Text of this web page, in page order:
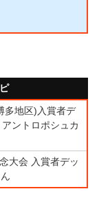
多地区)入賞者デ
ントロポシュカ
大会 入賞者デッ